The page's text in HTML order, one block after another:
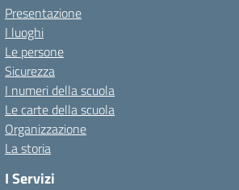
Presentazione
I luoghi
Le persone
Sicurezza
I numeri della scuola
Le carte della scuola
Organizzazione
La storia
I Servizi